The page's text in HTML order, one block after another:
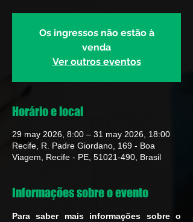
Os ingressos não estão à
venda
Ver outros eventos
Horário e local
29 may 2026, 8:00 – 31 may 2026, 18:00
Recife, R. Padre Giordano, 169 - Boa
Viagem, Recife - PE, 51021-490, Brasil
Informações sobre o evento
Para saber mais informações sobre o